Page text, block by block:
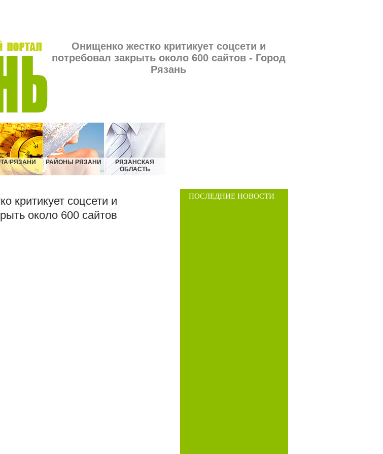
Онищенко жестко критикует соцсети и
потребовал закрыть около 600 сайтов - Город
Рязань
РЯЗАНИ РАЙОНЫ РЯЗАНИ
РЯЗАНСКАЯ
ОБЛАСТЬ
ПОСЛЕДНИЕ НОВОСТИ
критикует соцсети и
около 600 сайтов